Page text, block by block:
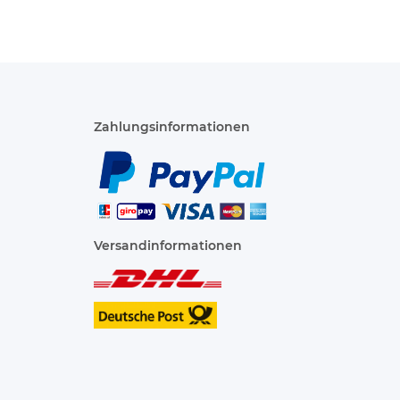
Zahlungsinformationen
Versandinformationen